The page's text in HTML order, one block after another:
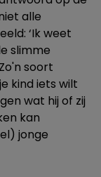
alle
‘Ik weet
slimme
soort
kind iets wilt
wat hij of zij
kan
jonge